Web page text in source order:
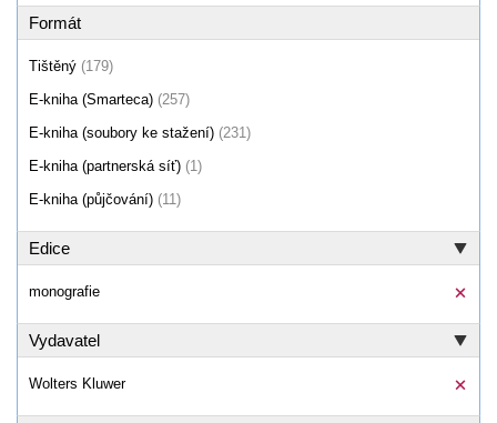
Formát
Tištěný (179)
E-kniha (Smarteca) (257)
E-kniha (soubory ke stažení) (231)
E-kniha (partnerská síť) (1)
E-kniha (půjčování) (11)
Edice
monografie
Vydavatel
Wolters Kluwer